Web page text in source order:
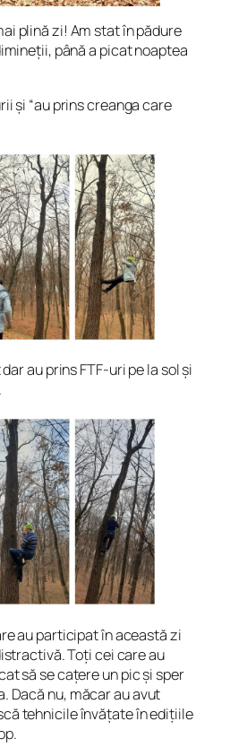
plină zi! Am stat în pădure
până a picat noaptea
și “au prins creanga care
au prins FTF-uri pe la sol și
au participat în această zi
Toți cei care au
să se cațere un pic și sper
Dacă nu, măcar au avut
tehnicile învățate în edițiile